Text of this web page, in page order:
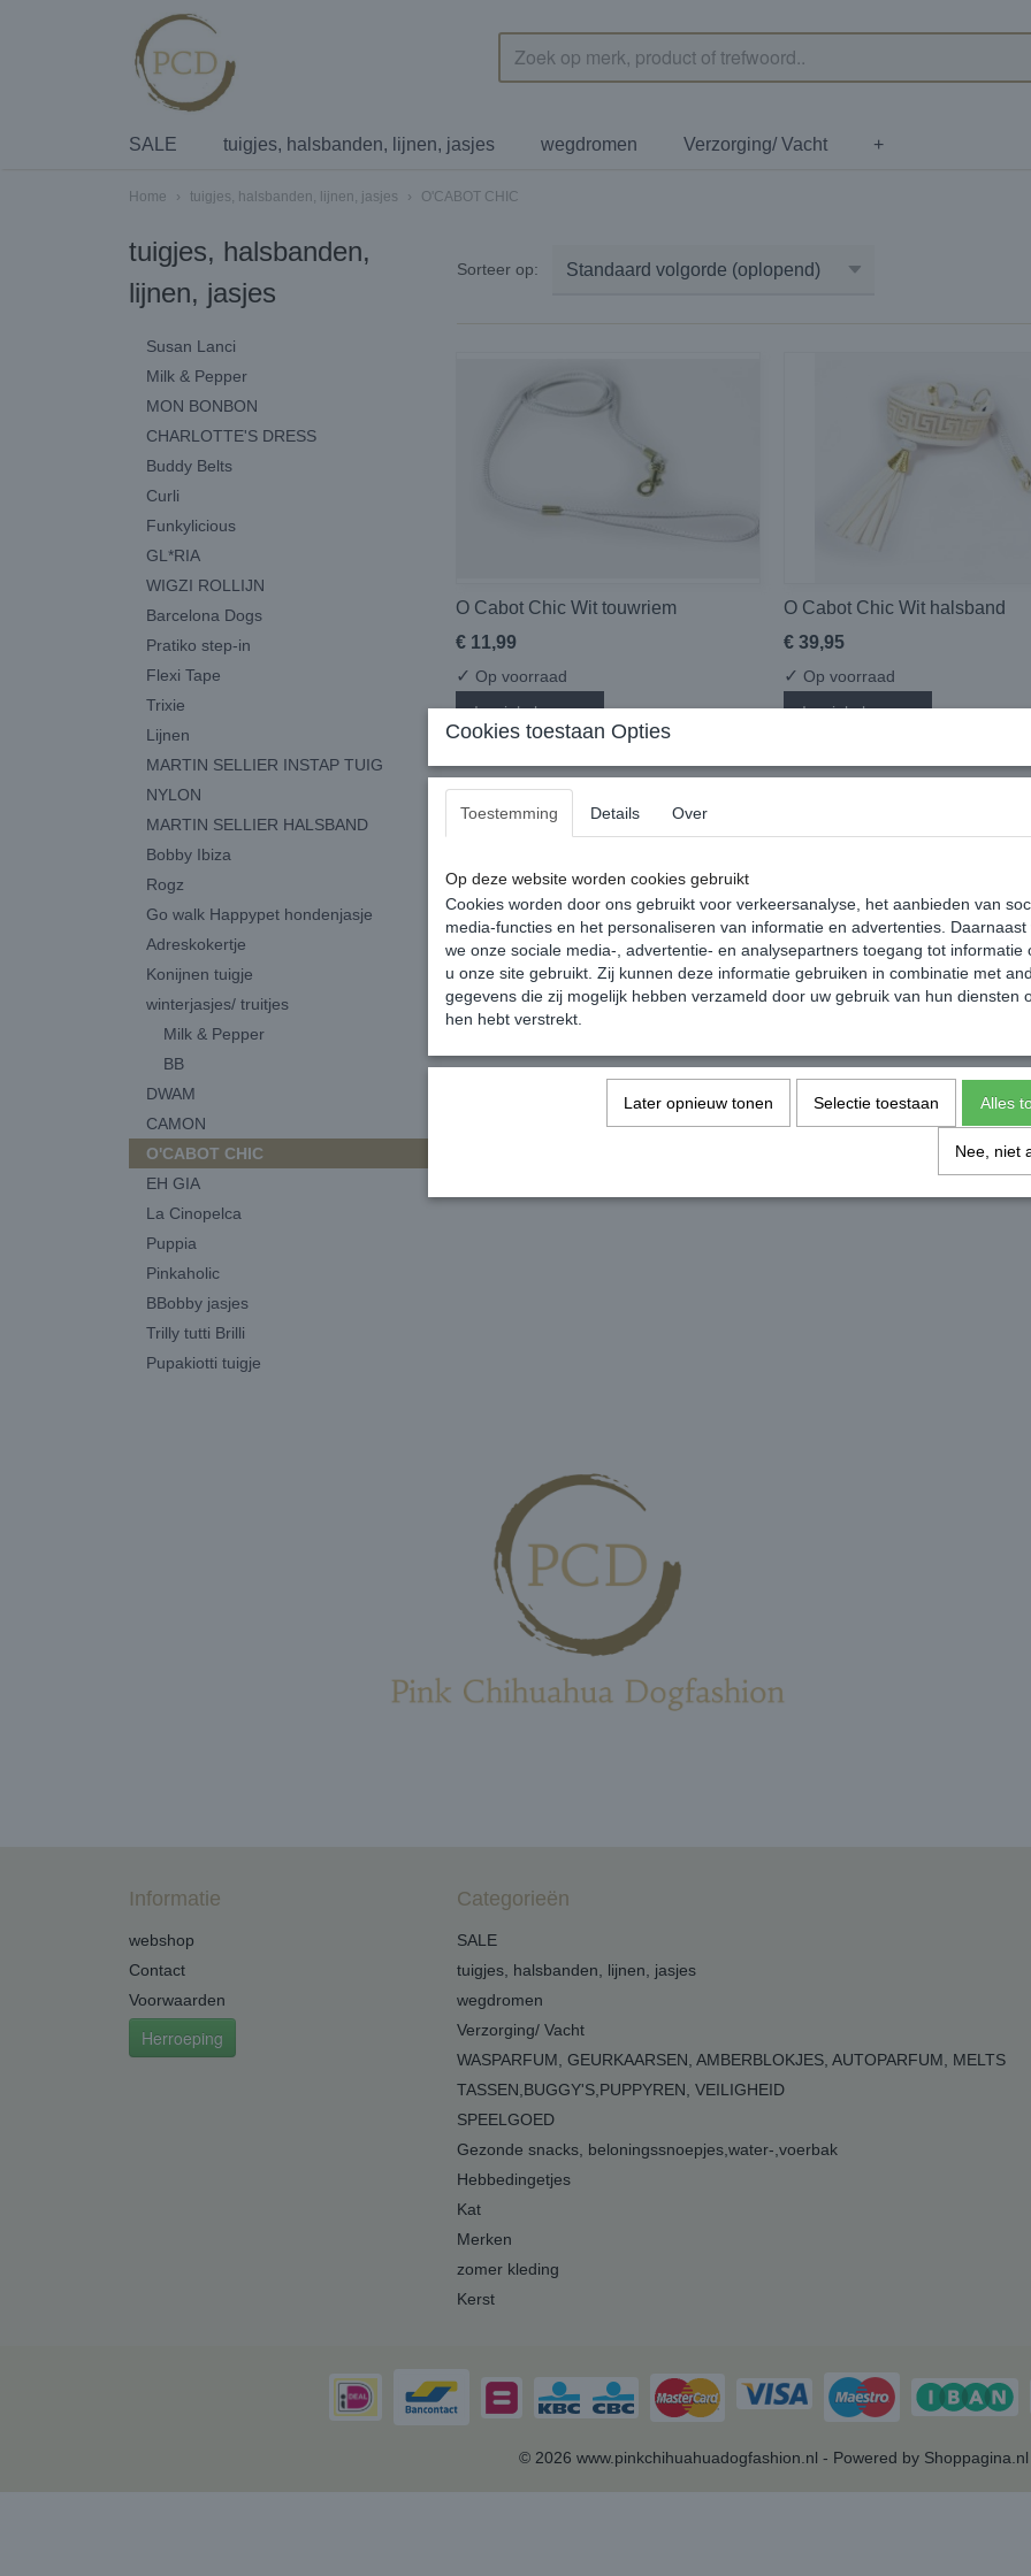
SALE tuigjes, halsbanden, lijnen, jasjes wegdromen Verzorging/ Vacht +
Home › tuigjes, halsbanden, lijnen, jasjes › O'CABOT CHIC
tuigjes, halsbanden,
lijnen, jasjes
Susan Lanci
Milk & Pepper
MON BONBON
CHARLOTTE'S DRESS
Buddy Belts
Curli
Funkylicious
GL*RIA
WIGZI ROLLIJN
Barcelona Dogs
Pratiko step-in
Flexi Tape
Trixie
Lijnen
MARTIN SELLIER INSTAP TUIG
NYLON
MARTIN SELLIER HALSBAND
Bobby Ibiza
Rogz
Go walk Happypet hondenjasje
Adreskokertje
Konijnen tuigje
winterjasjes/ truitjes
Milk & Pepper
BB
DWAM
CAMON
O'CABOT CHIC
EH GIA
La Cinopelca
Puppia
Pinkaholic
BBobby jasjes
Trilly tutti Brilli
Pupakiotti tuigje
Sorteer op:
O Cabot Chic Wit touwriem
€ 11,99
✓ Op voorraad
In winkelwagen
O Cabot Chic Wit halsband
€ 39,95
✓ Op voorraad
In winkelwagen
Informatie
webshop
Contact
Voorwaarden
Herroeping
Categorieën
SALE
tuigjes, halsbanden, lijnen, jasjes
wegdromen
Verzorging/ Vacht
WASPARFUM, GEURKAARSEN, AMBERBLOKJES, AUTOPARFUM, MELTS
TASSEN,BUGGY'S,PUPPYREN, VEILIGHEID
SPEELGOED
Gezonde snacks, beloningssnoepjes,water-,voerbak
Hebbedingetjes
Kat
Merken
zomer kleding
Kerst
© 2026 www.pinkchihuahuadogfashion.nl - Powered by Shoppagina.nl
Cookies toestaan Opties
Toestemming Details Over
Op deze website worden cookies gebruikt
Cookies worden door ons gebruikt voor verkeersanalyse, het aanbieden van
media-functies en het personaliseren van informatie en advertenties. Daarnaast
we onze sociale media-, advertentie- en analysepartners toegang tot informatie
u onze site gebruikt. Zij kunnen deze informatie gebruiken in combinatie met
gegevens die zij mogelijk hebben verzameld door uw gebruik van hun diensten
hen hebt verstrekt.
Later opnieuw tonen Selectie toestaan Alles
Nee, niet